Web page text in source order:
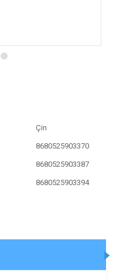
Çin
8680525903370
8680525903387
8680525903394